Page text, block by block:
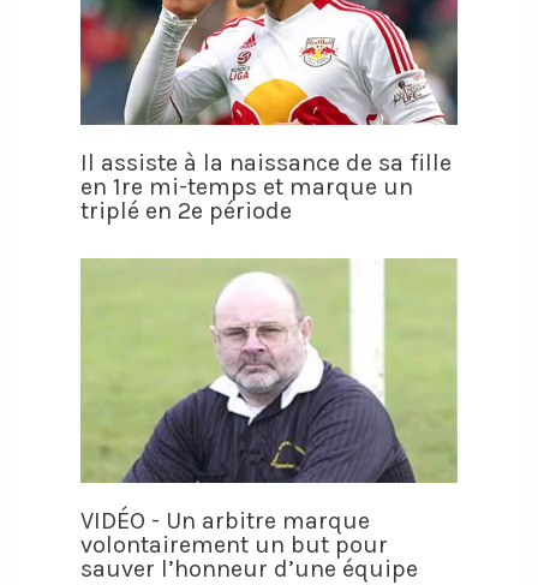
Il assiste à la naissance de sa fille
en 1re mi-temps et marque un
triplé en 2e période
VIDÉO - Un arbitre marque
volontairement un but pour
sauver l’honneur d’une équipe